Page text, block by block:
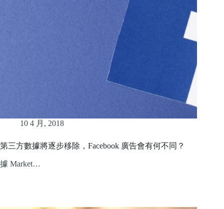
10 4 月, 2018
第三方數據將逐步移除，Facebook 廣告會有何不同？
據 Market…